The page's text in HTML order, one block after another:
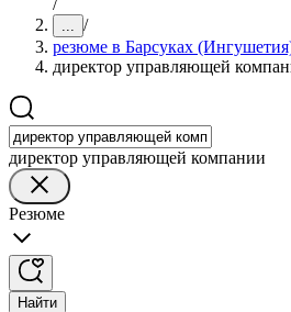
/
... /
резюме в Барсуках
директор управляющей
директор управляющей компании
Резюме
Найти